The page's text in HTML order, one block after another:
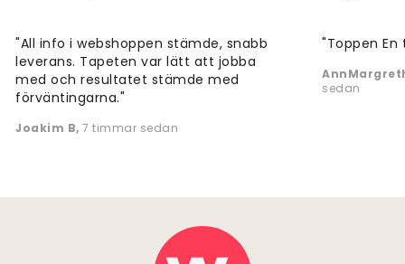
"All info i webshoppen stämde, snabb
leverans. Tapeten var lätt att jobba
med och resultatet stämde med
förväntingarna."
Joakim B, 7 timmar sedan
"Toppen
sedan